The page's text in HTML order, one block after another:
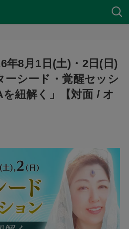
年8月1日(土)・2日(日)
ーシード・覚醒セッシ
紐解く」【対面 / オ